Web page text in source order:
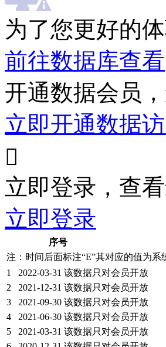
为了您更好的
前往数据库查看
开通数据会员
立即开通数据

立即登录，查
立即登录
序号
注：时间后面标注“E”其对应的值为系
1
2022-03-31 该数据只对会员开放
2
2021-12-31 该数据只对会员开放
3
2021-09-30 该数据只对会员开放
4
2021-06-30 该数据只对会员开放
5
2021-03-31 该数据只对会员开放